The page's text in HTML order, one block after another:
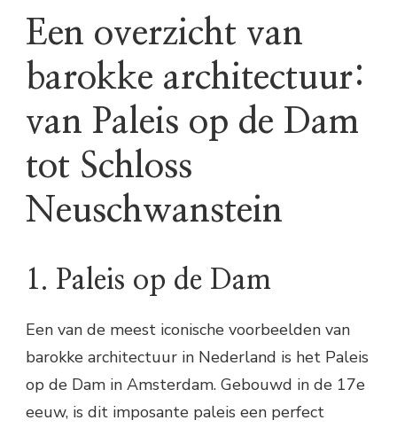
Een overzicht van
barokke architectuur:
van Paleis op de Dam
tot Schloss
Neuschwanstein
1. Paleis op de Dam
Een van de meest iconische voorbeelden van
barokke architectuur in Nederland is het Paleis
op de Dam in Amsterdam. Gebouwd in de 17e
eeuw, is dit imposante paleis een perfect